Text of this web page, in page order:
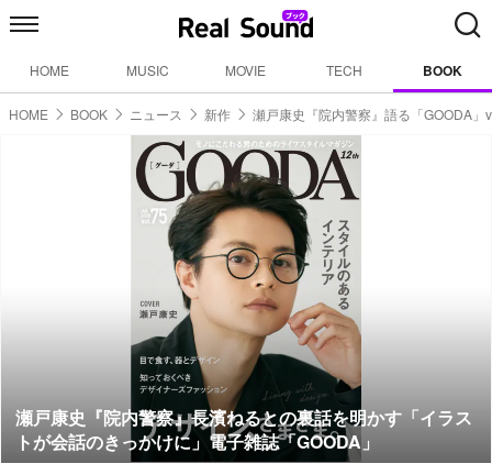
HOME MUSIC MOVIE TECH BOOK
HOME BOOK ニュース 新作 瀬戸康史『院内警察』語る「GOODA」
瀬戸康史『院内警察』長濱ねるとの裏話を明かす「イラス
トが会話のきっかけに」電子雑誌「GOODA」